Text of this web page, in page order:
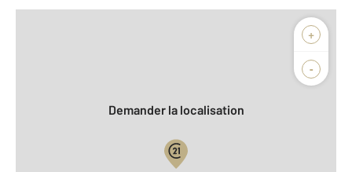
+
-
Biens vendus
Demander la localisation